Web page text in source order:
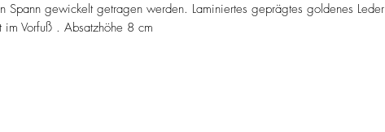
Spann gewickelt getragen werden. Laminiertes geprägtes goldenes Leder
im Vorfuß . Absatzhöhe 8 cm